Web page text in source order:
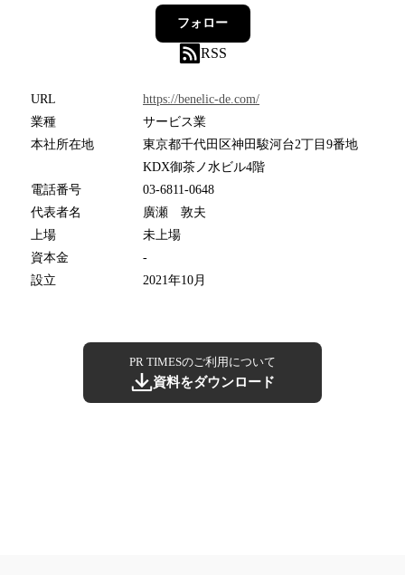
フォロー
RSS
URL
https://benelic-de.com/
業種
サービス業
本社所在地
東京都千代田区神田駿河台2丁目9番地
KDX御茶ノ水ビル4階
電話番号
03-6811-0648
代表者名
廣瀬 敦夫
上場
未上場
資本金
-
設立
2021年10月
PR TIMESのご利用について
資料をダウンロード